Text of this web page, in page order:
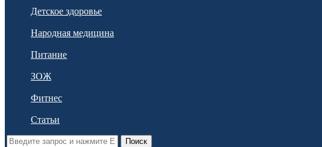
Детское здоровье
Народная медицина
Питание
ЗОЖ
Фитнес
Статьи
Поиск